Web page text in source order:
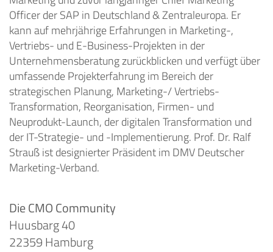
Officer der SAP in Deutschland & Zentraleuropa. Er
kann auf mehrjährige Erfahrungen in Marketing-,
Vertriebs- und E-Business-Projekten in der
Unternehmensberatung zurückblicken und verfügt über
umfassende Projekterfahrung im Bereich der
strategischen Planung, Marketing-/ Vertriebs-
Transformation, Reorganisation, Firmen- und
Neuprodukt-Launch, der digitalen Transformation und
der IT-Strategie- und -Implementierung. Prof. Dr. Ralf
Strauß ist designierter Präsident im DMV Deutscher
Marketing-Verband.
Die CMO Community
Huusbarg 40
22359 Hamburg